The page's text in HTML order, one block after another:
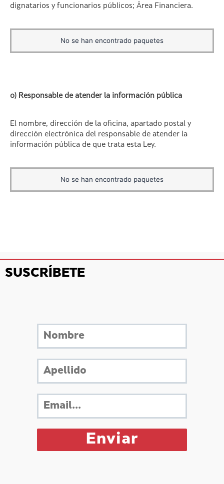
dignatarios y funcionarios públicos; Área Financiera.
No se han encontrado paquetes
o) Responsable de atender la información pública
El nombre, dirección de la oficina, apartado postal y
dirección electrónica del responsable de atender la
información pública de que trata esta Ley.
No se han encontrado paquetes
SUSCRÍBETE